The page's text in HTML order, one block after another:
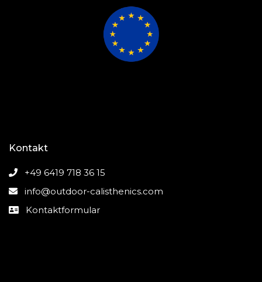
Kontakt
+49 6419 718 36 15
info@outdoor-calisthenics.com
Kontaktformular